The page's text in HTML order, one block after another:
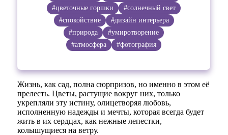
#цветочные горшки
#солнечный свет
#спокойствие
#дизайн интерьера
#природа
#умиротворение
#атмосфера
#фотография
Жизнь, как сад, полна сюрпризов, но именно в этом её
прелесть. Цветы, растущие вокруг них, только
укрепляли эту истину, олицетворяя любовь,
исполненную надежды и мечты, которая всегда будет
жить в их сердцах, как нежные лепестки,
колышущиеся на ветру.